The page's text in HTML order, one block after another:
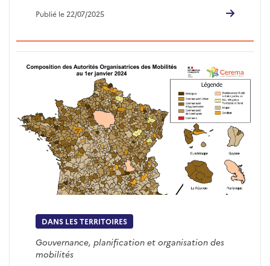
Publié le 22/07/2025
DANS LES TERRITOIRES
Gouvernance, planification et organisation des
mobilités